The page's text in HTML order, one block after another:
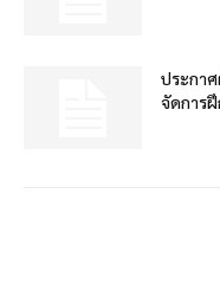
ประกาศ
จัดการ